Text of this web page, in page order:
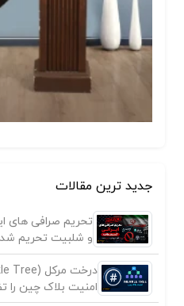
جدید ترین مقالات
تحریم صرافی های
و شلبیت تحریم
امنیت بلاک چین را